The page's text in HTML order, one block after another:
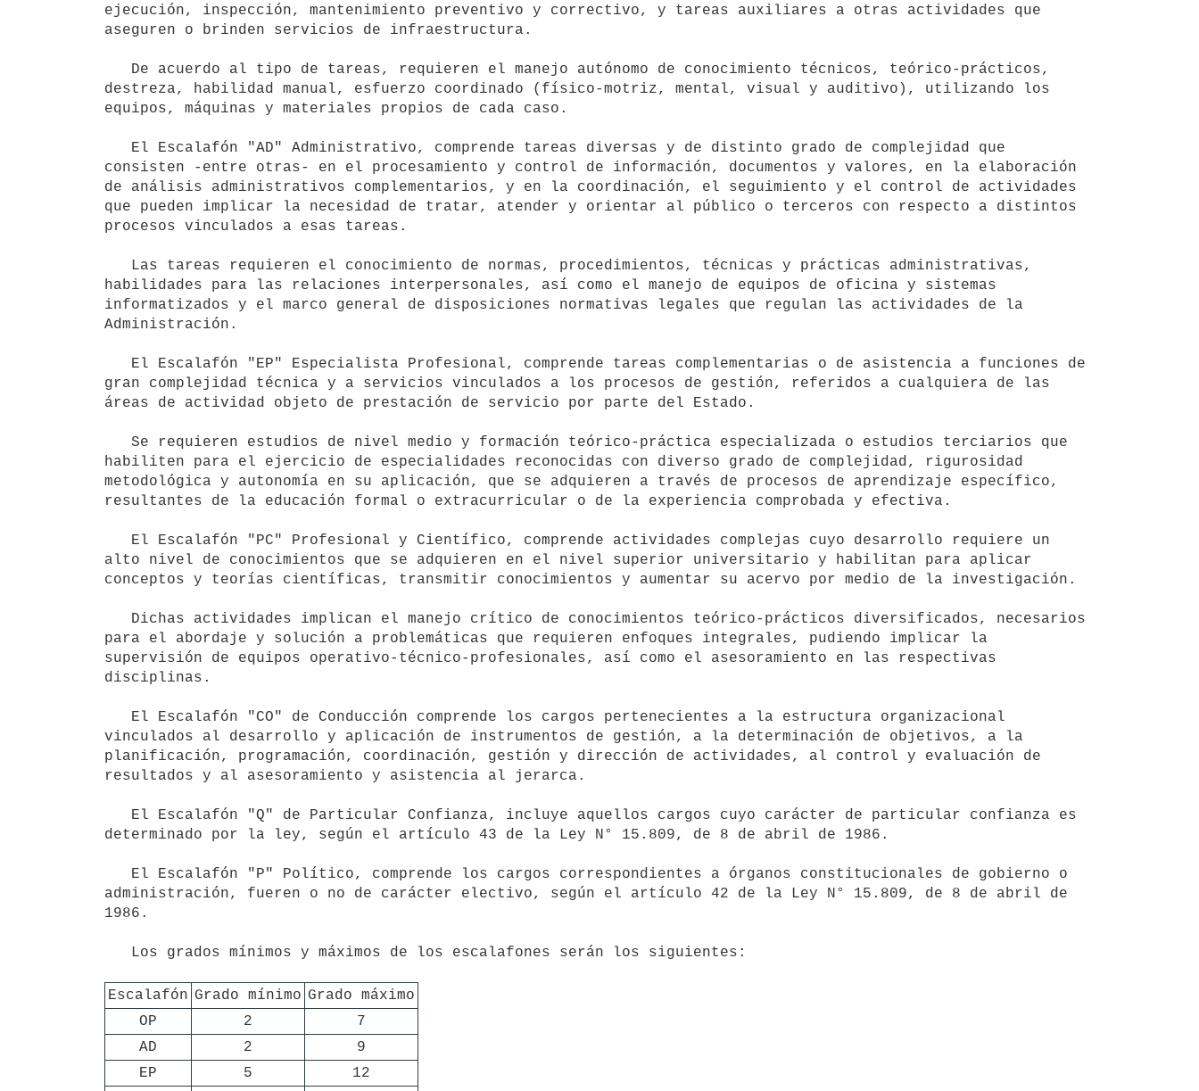
ejecución, inspección, mantenimiento preventivo y correctivo, y tareas auxiliares a otras actividades que
aseguren o brinden servicios de infraestructura.
destreza, habilidad manual, esfuerzo coordinado (físico-motriz, mental, visual y auditivo), utilizando los
equipos, máquinas y materiales propios de cada caso.
consisten -entre otras- en el procesamiento y control de información, documentos y valores, en la elaboración
de análisis administrativos complementarios, y en la coordinación, el seguimiento y el control de actividades
que pueden implicar la necesidad de tratar, atender y orientar al público o terceros con respecto a distintos
procesos vinculados a esas tareas.
habilidades para las relaciones interpersonales, así como el manejo de equipos de oficina y sistemas
informatizados y el marco general de disposiciones normativas legales que regulan las actividades de la
Administración.
gran complejidad técnica y a servicios vinculados a los procesos de gestión, referidos a cualquiera de las
áreas de actividad objeto de prestación de servicio por parte del Estado.
habiliten para el ejercicio de especialidades reconocidas con diverso grado de complejidad, rigurosidad
metodológica y autonomía en su aplicación, que se adquieren a través de procesos de aprendizaje específico,
resultantes de la educación formal o extracurricular o de la experiencia comprobada y efectiva.
alto nivel de conocimientos que se adquieren en el nivel superior universitario y habilitan para aplicar
conceptos y teorías científicas, transmitir conocimientos y aumentar su acervo por medio de la investigación.
para el abordaje y solución a problemáticas que requieren enfoques integrales, pudiendo implicar la
supervisión de equipos operativo-técnico-profesionales, así como el asesoramiento en las respectivas
disciplinas.
vinculados al desarrollo y aplicación de instrumentos de gestión, a la determinación de objetivos, a la
planificación, programación, coordinación, gestión y dirección de actividades, al control y evaluación de
resultados y al asesoramiento y asistencia al jerarca.
determinado por la ley, según el artículo 43 de la Ley N° 15.809, de 8 de abril de 1986.
administración, fueren o no de carácter electivo, según el artículo 42 de la Ley N° 15.809, de 8 de abril de
1986.
Escalafón Grado mínimo Grado máximo
OP
2
7
AD
2
9
EP
5
12